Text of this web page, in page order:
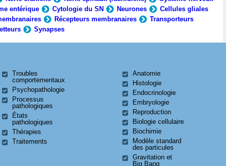
entérique Cytologie du SN Neurones
Cellules gliales
Récepteurs membranaires
Transporteurs
Synapses
Troubles
comportementaux
Psychopathologie
Processus
pathologiques
États
pathologiques
Thérapies
Traitements
Anatomie
Histologie
Endocrinologie
Embryologie
Reproduction
Biologie cellulaire
Biochimie
Modèle standard
des particules
Gravitation et
Big Bang